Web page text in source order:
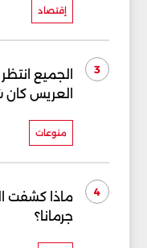
إقتصاد
3
الجميع
العريس
منوعات
4
ماذا كشفت
جرمانا؟